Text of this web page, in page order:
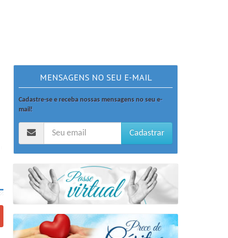
MENSAGENS NO SEU E-MAIL
Cadastre-se e receba nossas mensagens no seu e-
mail!
Cadastrar